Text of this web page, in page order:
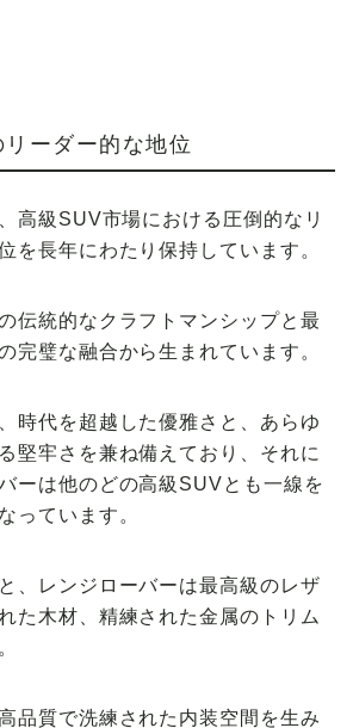
ーダー的な地位
高級SUV市場における圧倒的なリ
を長年にわたり保持しています。
伝統的なクラフトマンシップと最
完璧な融合から生まれています。
時代を超越した優雅さと、あらゆ
堅牢さを兼ね備えており、それに
ーは他のどの高級SUVとも一線を
っています。
、レンジローバーは最高級のレザ
た木材、精練された金属のトリム
品質で洗練された内装空間を生み